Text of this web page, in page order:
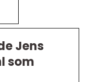
Jens
som